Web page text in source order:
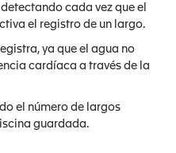
cada vez que el
el registro de un largo.
ya que el agua no
cardíaca a través de la
el número de largos
guardada.